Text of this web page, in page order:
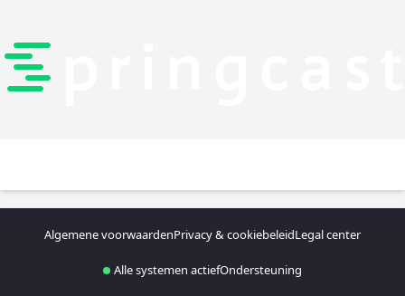
Algemene voorwaardenPrivacy & cookiebeleidLegal center
Alle systemen actiefOndersteuning